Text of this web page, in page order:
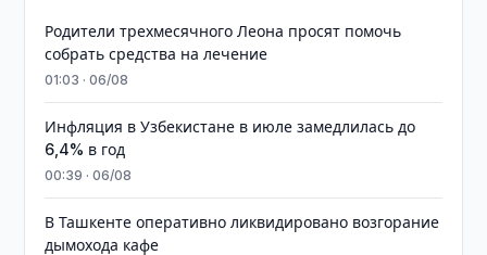
Родители трехмесячного Леона просят помочь
собрать средства на лечение
01:03 · 06/08
Инфляция в Узбекистане в июле замедлилась до
6,4% в год
00:39 · 06/08
В Ташкенте оперативно ликвидировано возгорание
дымохода кафе